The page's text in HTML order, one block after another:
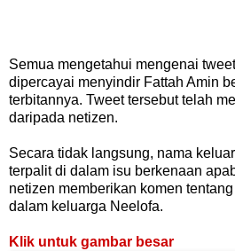
Semua mengetahui mengenai
dipercayai menyindir Fattah Amin
terbitannya. Tweet tersebut telah
daripada netizen.
Secara tidak langsung, nama
terpalit di dalam isu berkenaan
netizen memberikan komen
dalam keluarga Neelofa.
Klik untuk gambar besar